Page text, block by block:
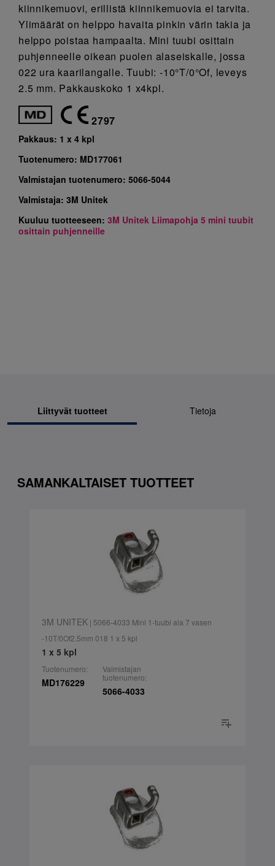
kiinnikemuovi, erillistä kiinnikemuovia ei tarvita.
Ylimäärät on helppo havaita pinkin värin takia ja
helppo poistaa hampaalta. Mini tuubi osittain
puhjenneelle oikean puolen alaseiskalle, jossa
022 ura kaarilangalle. Tuubi: -10°T/0°Of, leveys
2.5 mm. Pakkauskoko 1 x4kpl.
2797
Pakkaus: 1 x 4 kpl
Tuotenumero: MD177061
Valmistajan tuotenumero: 5066-5044
Valmistaja: 3M Unitek
Kuuluu tuotteeseen: 3M Unitek Liimapohja 5 mini tuubit
osittain puhjenneille
Liittyvät tuotteet Tietoja
SAMANKALTAISET TUOTTEET
3M UNITEK| 5066-4033 Mini 1-tuubi ala 7 vasen
-10T/0Of2.5mm 018 1 x 5 kpl
1 x 5 kpl
Tuotenumero:
MD176229
Valmistajan
tuotenumero:
5066-4033